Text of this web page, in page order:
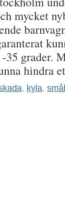
mycket
grader.
hindra
, kyla,